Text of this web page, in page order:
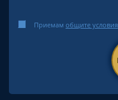
Приемам общите условия